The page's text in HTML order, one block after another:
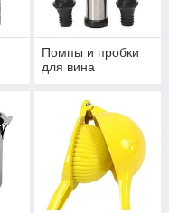
Помпы и пробки
для вина